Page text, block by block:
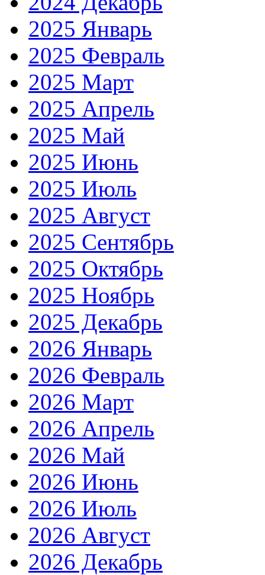
2025 Январь
2025 Февраль
2025 Март
2025 Апрель
2025 Май
2025 Июнь
2025 Июль
2025 Август
2025 Сентябрь
2025 Октябрь
2025 Ноябрь
2025 Декабрь
2026 Январь
2026 Февраль
2026 Март
2026 Апрель
2026 Май
2026 Июнь
2026 Июль
2026 Август
2026 Декабрь